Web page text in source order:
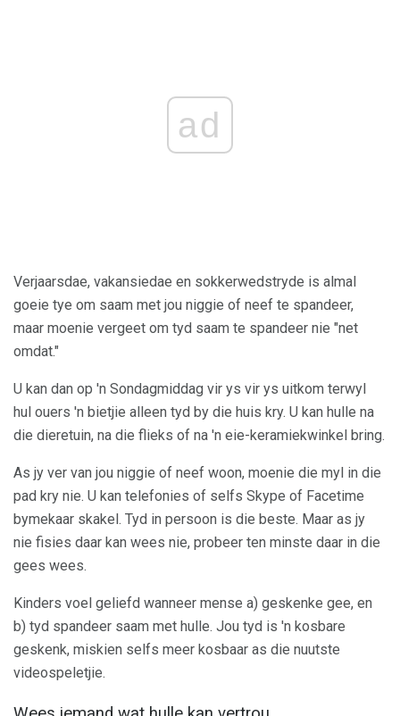
ad
Verjaarsdae, vakansiedae en sokkerwedstryde is almal
goeie tye om saam met jou niggie of neef te spandeer,
maar moenie vergeet om tyd saam te spandeer nie "net
omdat."
U kan dan op 'n Sondagmiddag vir ys vir ys uitkom terwyl
hul ouers 'n bietjie alleen tyd by die huis kry. U kan hulle na
die dieretuin, na die flieks of na 'n eie-keramiekwinkel bring.
As jy ver van jou niggie of neef woon, moenie die myl in die
pad kry nie. U kan telefonies of selfs Skype of Facetime
bymekaar skakel. Tyd in persoon is die beste. Maar as jy
nie fisies daar kan wees nie, probeer ten minste daar in die
gees wees.
Kinders voel geliefd wanneer mense a) geskenke gee, en
b) tyd spandeer saam met hulle. Jou tyd is 'n kosbare
geskenk, miskien selfs meer kosbaar as die nuutste
videospeletjie.